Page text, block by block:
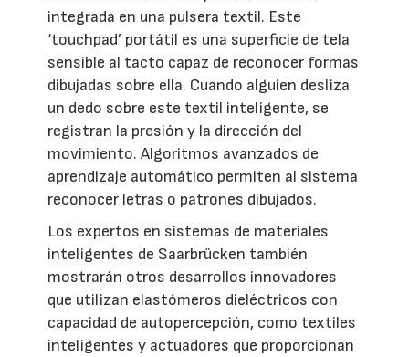
integrada en una pulsera textil. Este
‘touchpad’ portátil es una superficie de tela
sensible al tacto capaz de reconocer formas
dibujadas sobre ella. Cuando alguien desliza
un dedo sobre este textil inteligente, se
registran la presión y la dirección del
movimiento. Algoritmos avanzados de
aprendizaje automático permiten al sistema
reconocer letras o patrones dibujados.
Los expertos en sistemas de materiales
inteligentes de Saarbrücken también
mostrarán otros desarrollos innovadores
que utilizan elastómeros dieléctricos con
capacidad de autopercepción, como textiles
inteligentes y actuadores que proporcionan